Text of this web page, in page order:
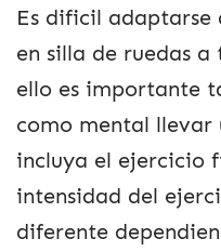
Es dificil adaptarse
en silla de ruedas
ello es importante
como mental
incluya el ejercicio
intensidad del
diferente